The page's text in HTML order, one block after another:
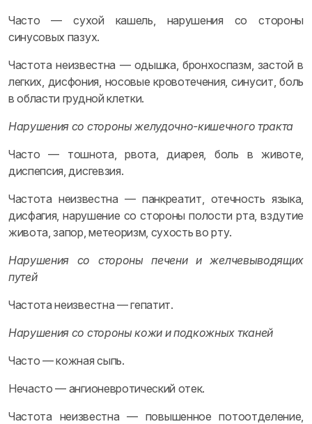
Часто — сухой кашель, нарушения со стороны
синусовых пазух.
Частота неизвестна — одышка, бронхоспазм, застой в
легких, дисфония, носовые кровотечения, синусит, боль
в области грудной клетки.
Нарушения со стороны желудочно-кишечного тракта
Часто — тошнота, рвота, диарея, боль в животе,
диспепсия, дисгевзия.
Частота неизвестна — панкреатит, отечность языка,
дисфагия, нарушение со стороны полости рта, вздутие
живота, запор, метеоризм, сухость во рту.
Нарушения со стороны печени и желчевыводящих
путей
Частота неизвестна — гепатит.
Нарушения со стороны кожи и подкожных тканей
Часто — кожная сыпь.
Нечасто — ангионевротический отек.
Частота неизвестна — повышенное потоотделение,